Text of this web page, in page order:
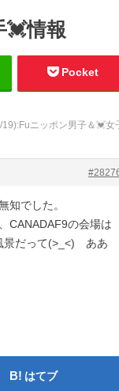
💓情報
Pocket
ニッポン男子＆💓女
でした。
CANADAF9の会場は
景だって(>_<) ああ
はてブ